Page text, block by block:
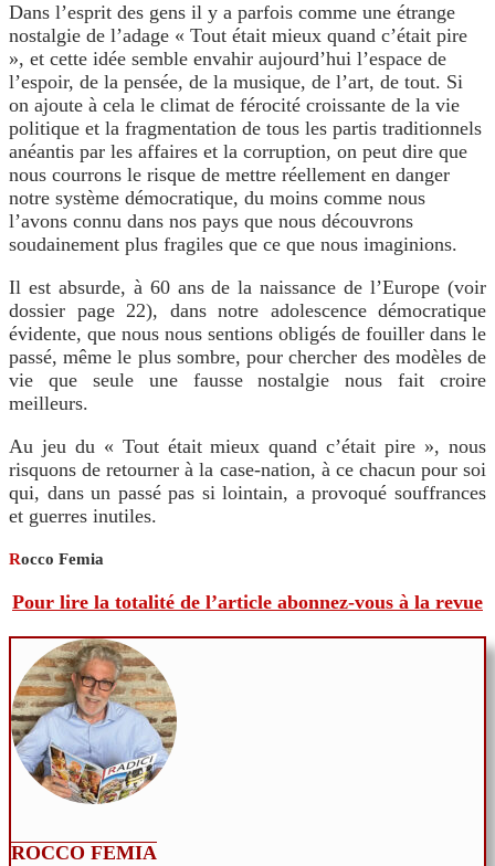
Dans l’esprit des gens il y a parfois comme une étrange
nostalgie de l’adage « Tout était mieux quand c’était pire
», et cette idée semble envahir aujourd’hui l’espace de
l’espoir, de la pensée, de la musique, de l’art, de tout. Si
on ajoute à cela le climat de férocité croissante de la vie
politique et la fragmentation de tous les partis traditionnels
anéantis par les affaires et la corruption, on peut dire que
nous courrons le risque de mettre réellement en danger
notre système démocratique, du moins comme nous
l’avons connu dans nos pays que nous découvrons
soudainement plus fragiles que ce que nous imaginions.
Il est absurde, à 60 ans de la naissance de l’Europe (voir
dossier page 22), dans notre adolescence démocratique
évidente, que nous nous sentions obligés de fouiller dans le
passé, même le plus sombre, pour chercher des modèles de
vie que seule une fausse nostalgie nous fait croire
meilleurs.
Au jeu du « Tout était mieux quand c’était pire », nous
risquons de retourner à la case-nation, à ce chacun pour soi
qui, dans un passé pas si lointain, a provoqué souffrances
et guerres inutiles.
Rocco Femia
Pour lire la totalité de l’article abonnez-vous à la revue
ROCCO FEMIA